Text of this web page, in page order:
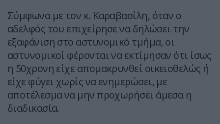
Σύμφωνα με τον κ. Καραβασίλη, όταν ο
αδελφός του επιχείρησε να δηλώσει την
εξαφάνιση στο αστυνομικό τμήμα, οι
αστυνομικοί φέρονται να εκτίμησαν ότι ίσως
η 50χρονη είχε απομακρυνθεί οικειοθελώς ή
είχε φύγει χωρίς να ενημερώσει, με
αποτέλεσμα να μην προχωρήσει άμεσα η
διαδικασία.